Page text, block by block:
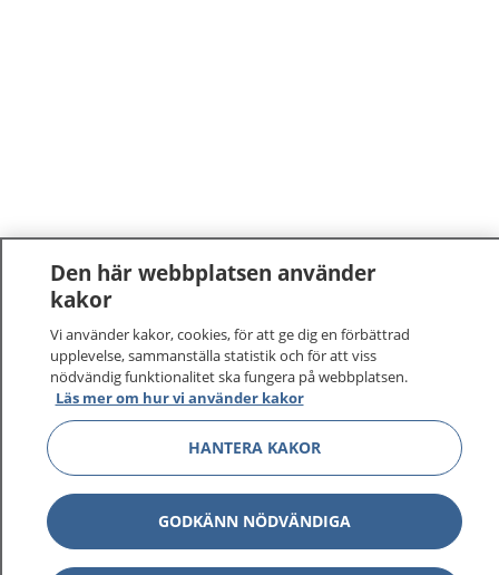
1177–tryggt om din hälsa och vård
Den här webbplatsen använder
kakor
Vi använder kakor, cookies, för att ge dig en förbättrad
upplevelse, sammanställa statistik och för att viss
nödvändig funktionalitet ska fungera på webbplatsen.
Läs mer om hur vi använder kakor
HANTERA KAKOR
GODKÄNN NÖDVÄNDIGA